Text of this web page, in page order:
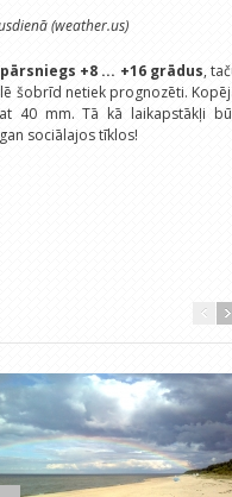
(weather.us)
+8 ... +16 grādus,
šobrīd netiek prognozēti.
40 mm. Tā kā laikapstākļi
sociālajos tīklos!